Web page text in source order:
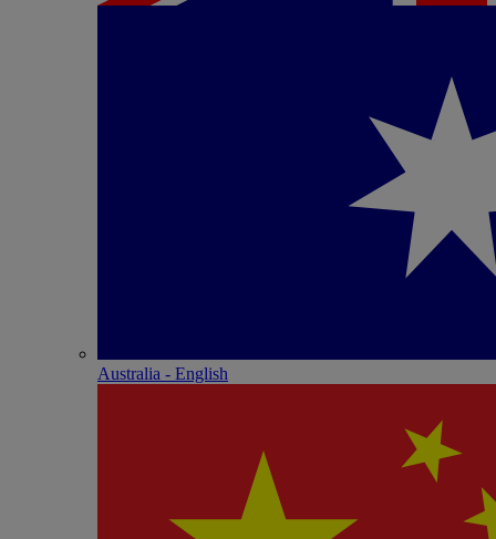
Australia - English